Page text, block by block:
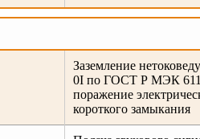
Заземление
0I по ГОСТ Р МЭК
поражение
короткого замыкания